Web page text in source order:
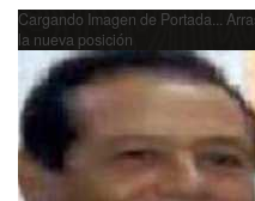
Cargando Imagen de Portada...
la nueva posición